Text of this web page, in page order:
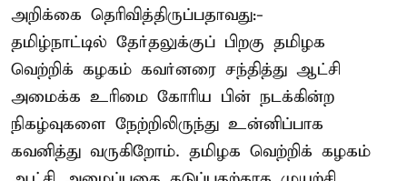
அறிக்கை தெரிவித்திருப்பதாவது:-
தமிழ்நாட்டில் தேர்தலுக்குப் பிறகு தமிழக
வெற்றிக் கழகம் கவர்னரை சந்தித்து ஆட்சி
அமைக்க உரிமை கோரிய பின் நடக்கின்ற
நிகழ்வுகளை நேற்றிலிருந்து உன்னிப்பாக
கவனித்து வருகிறோம். தமிழக வெற்றிக் கழகம்